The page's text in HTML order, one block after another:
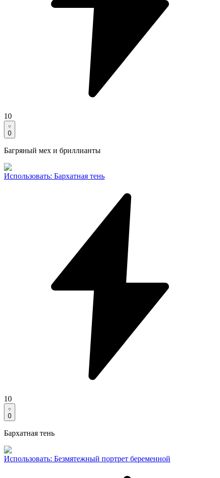
10
0
Багряный мех и бриллианты
Использовать: Бархатная тень
10
0
Бархатная тень
Использовать: Безмятежный портрет беременной